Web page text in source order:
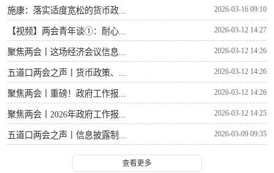
施康：落实适度宽松的货币政... 2026-03-16 09:10
【视频】两会青年谈①：耐心... 2026-03-12 14:27
聚焦两会丨这场经济会议信息... 2026-03-12 14:26
五道口两会之声丨货币政策、... 2026-03-12 14:26
聚焦两会丨重磅！政府工作报... 2026-03-12 14:26
聚焦两会丨2026年政府工作报... 2026-03-12 14:25
五道口两会之声丨信息披露制... 2026-03-09 09:35
查看更多